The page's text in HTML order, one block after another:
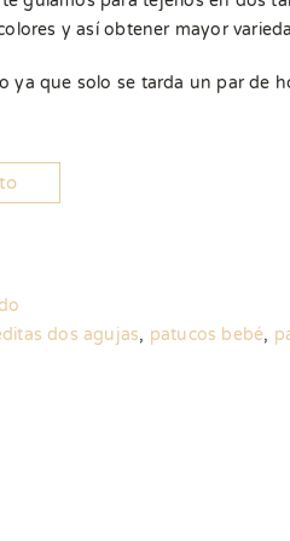
y así obtener mayor
ya que solo se tarda un par de
dos agujas, patucos bebé,